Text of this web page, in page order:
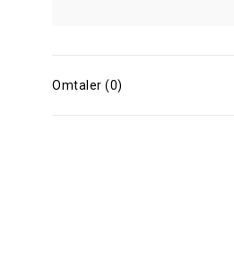
Omtaler (0)